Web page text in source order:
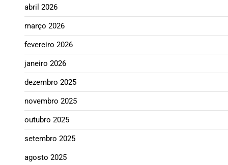
abril 2026
março 2026
fevereiro 2026
janeiro 2026
dezembro 2025
novembro 2025
outubro 2025
setembro 2025
agosto 2025